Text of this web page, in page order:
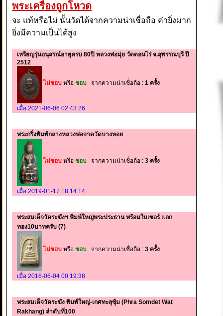
พระเครื่องถูกโหวด
จะ แท้หรือไม่ นั้นวัดได้จากความน่าเชื่อถือ ค่ายิ่งมาก
ยิ่งมีความเป็นได้สูง
เหรียญรุ่นอนุสรณ์อายุครบ 80ปี หลวงพ่อมุ่ย วัดดอนไร่ จ.สุพรรณบุรี ปี
2512
ไม่ชอบ หรือ ชอบ จากความน่าเชื่อถือ : 1 ครั้ง
เมื่อ 2021-06-06 02:43:26
พระกริ่งพิมพ์กลางหลวงพ่อจาดวัดบางหอย
ไม่ชอบ หรือ ชอบ จากความน่าเชื่อถือ : 3 ครั้ง
เมื่อ 2019-01-17 18:14:14
พระสมเด็จวัดระฆังฯ พิมพ์ใหญ่พระประธาน พร้อมใบเซอร์ แลก
ทอง10บาทครับ (7)
ไม่ชอบ หรือ ชอบ จากความน่าเชื่อถือ : 3 ครั้ง
เมื่อ 2016-06-04 00:19:38
พระสมเด็จวัดระฆัง พิมพ์ใหญ่-เกศทะลุซุ้ม (Phra Somdet Wat
Rakhang) ลำดับที่100